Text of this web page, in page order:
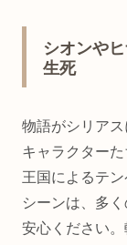
シオンや
生死
物語がシリア
キャラクター
王国によるテ
シーンは、多
安心ください